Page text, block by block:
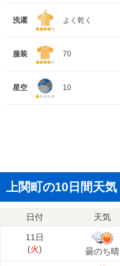
洗濯 よく乾く
服装 70
星空 10
上関町の10日間天気
日付 天気
11日
(火) 曇のち晴